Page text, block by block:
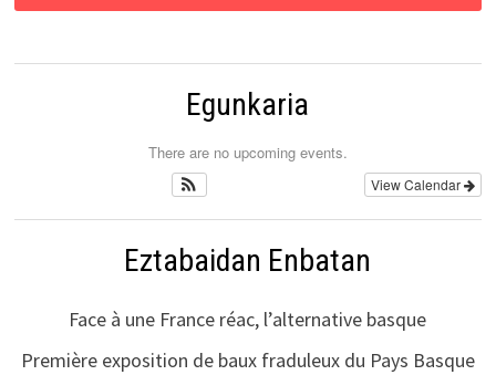
Egunkaria
There are no upcoming events.
View Calendar
Eztabaidan Enbatan
Face à une France réac, l’alternative basque
Première exposition de baux fraduleux du Pays Basque